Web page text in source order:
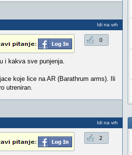
Idi na vrh
0
i kakva sve punjenja.
koje lice na AR (Barathrum arms). Ili
utreniran.
Idi na vrh
2